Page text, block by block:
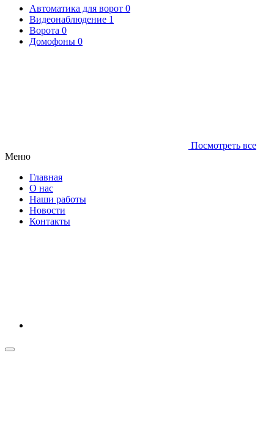
Автоматика для ворот 0
Видеонаблюдение 1
Ворота 0
Домофоны 0
Посмотреть все
Меню
Главная
О нас
Наши работы
Новости
Контакты